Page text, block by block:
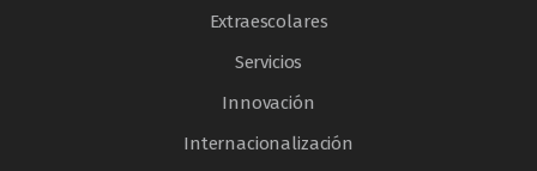
Extraescolares
Servicios
Innovación
Internacionalización